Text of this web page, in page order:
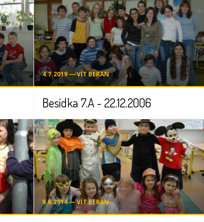
4.7.2019 ― VÍT BERAN
Besídka 7.A - 22.12.2006
9.6.2014 ― VÍT BERAN